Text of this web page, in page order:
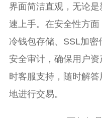
界面简洁直观，无论
速上手。在安全性方
冷钱包存储、SSL加
安全审计，确保用户
时客服支持，随时解
地进行交易。